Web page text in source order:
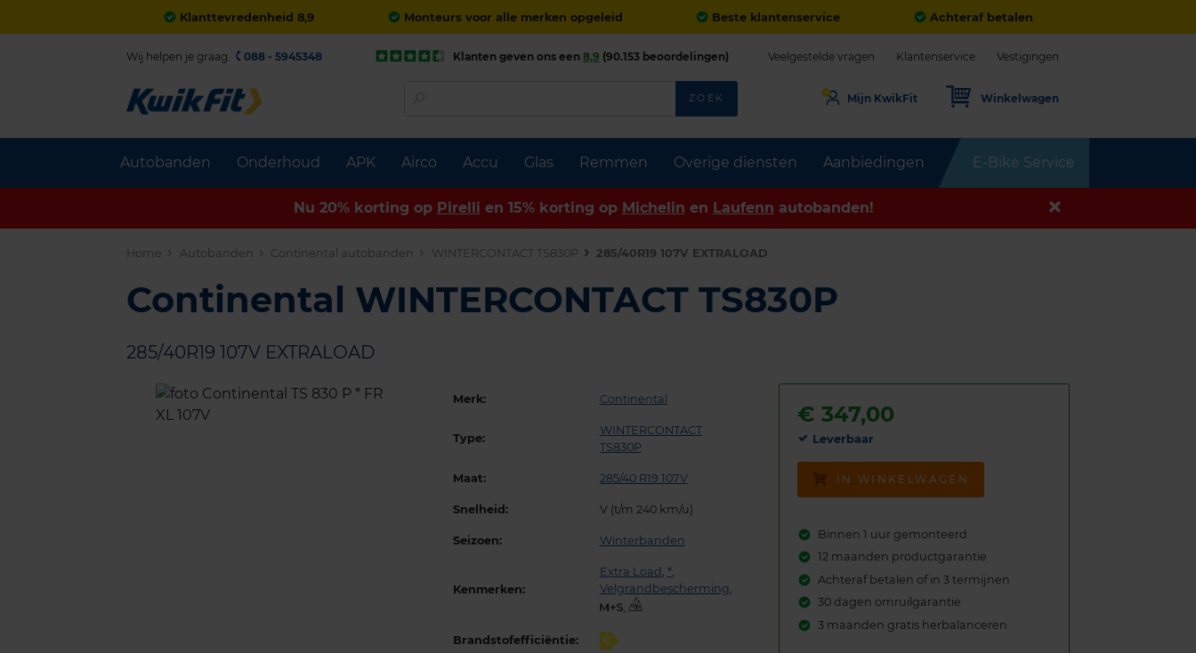
Klanttevredenheid 8,9 Monteurs voor alle merken opgeleid Beste klantenservice Achteraf betalen
Autobanden Onderhoud APK Airco Accu Glas Remmen Overige diensten Aanbiedingen E-Bike Service
Wij helpen je graag. 088 - 5945348 Klanten geven ons een 8,9 (90.153 beoordelingen) Veelgestelde vragen Klantenservice Vestigingen
ZOEK Mijn KwikFit Winkelwagen
Nu 20% korting op Pirelli en 15% korting op Michelin en Laufenn autobanden!
Home Autobanden Continental autobanden WINTERCONTACT TS830P 285/40R19 107V EXTRALOAD
Continental WINTERCONTACT TS830P
285/40R19 107V EXTRALOAD
Merk: Continental
Type:
WINTERCONTACT
TS830P
Maat: 285/40 R19 107V
Snelheid: V (t/m 240 km/u)
Seizoen: Winterbanden
Kenmerken:
Extra Load , *,
Velgrandbescherming,
,
Brandstofefficiëntie: C
€347,00
Leverbaar
IN WINKELWAGEN
Binnen 1 uur gemonteerd
12 maanden productgarantie
Achteraf betalen of in 3 termijnen
30 dagen omruilgarantie
3 maanden gratis herbalanceren